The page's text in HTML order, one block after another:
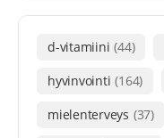
d-vitamiini (44)
hyvinvointi (164)
mielenterveys (37)